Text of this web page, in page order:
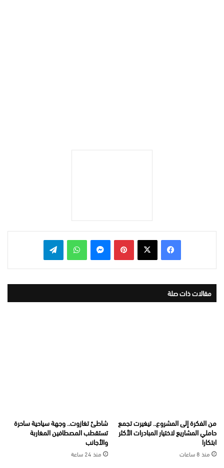
بينتيريست واتساب
مقالات ذات صلة
من الفكرة إلى المشروع.. تيغيرت تجمع
حاملي المشاريع لاختيار المبادرات الأكثر
ابتكارا
منذ 8 ساعات
شاطئ تغازوت.. وجهة سياحية ساحرة
تستقطب المصطافين المغاربة
والأجانب
منذ 24 ساعة